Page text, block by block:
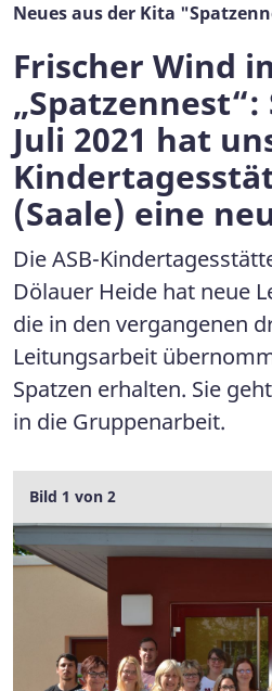
Neues aus der Kita
Frischer Wind
„Spatzennest“:
Juli 2021 hat
(Saale) eine
Die ASB-
Dölauer Heide hat neue
die in den vergangenen
Leitungsarbeit
Spatzen erhalten. Sie
in die Gruppenarbeit.
Galerie
Bild 1 von 2